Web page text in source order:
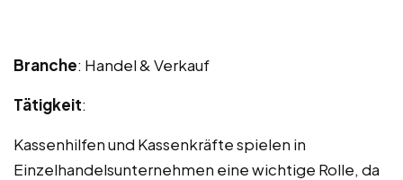
Branche: Handel & Verkauf
Tätigkeit:
Kassenhilfen und Kassenkräfte spielen in
Einzelhandelsunternehmen eine wichtige Rolle, da